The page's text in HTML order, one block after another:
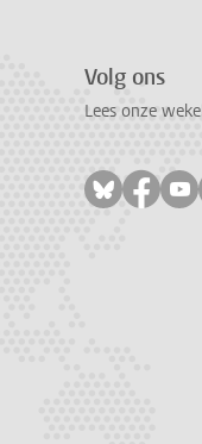
Volg ons
Lees onze
Volg ons
Volg